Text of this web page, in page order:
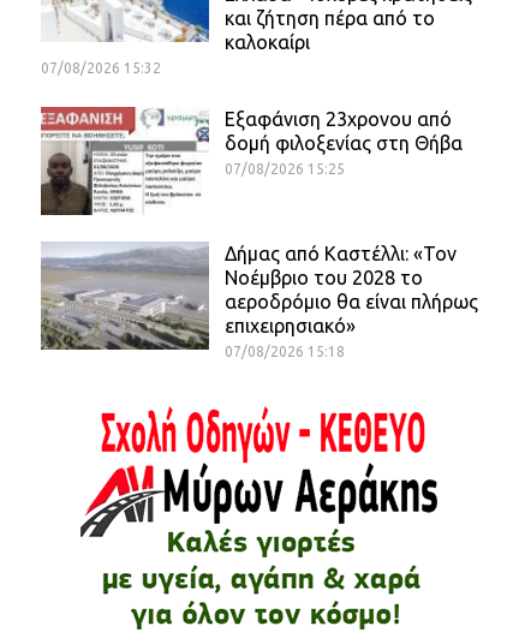
και ζήτηση πέρα από το
καλοκαίρι
07/08/2026 15:32
Εξαφάνιση 23χρονου από
δομή φιλοξενίας στη Θήβα
07/08/2026 15:25
Δήμας από Καστέλλι: «Τον
Νοέμβριο του 2028 το
αεροδρόμιο θα είναι πλήρως
επιχειρησιακό»
07/08/2026 15:18